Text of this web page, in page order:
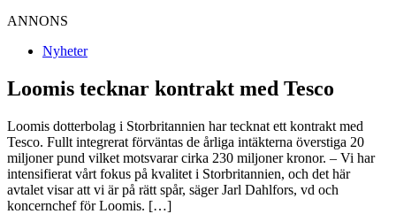
ANNONS
Nyheter
Loomis tecknar kontrakt med Tesco
Loomis dotterbolag i Storbritannien har tecknat ett kontrakt med
Tesco. Fullt integrerat förväntas de årliga intäkterna överstiga 20
miljoner pund vilket motsvarar cirka 230 miljoner kronor. – Vi har
intensifierat vårt fokus på kvalitet i Storbritannien, och det här
avtalet visar att vi är på rätt spår, säger Jarl Dahlfors, vd och
koncernchef för Loomis. […]